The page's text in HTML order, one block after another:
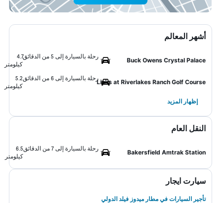
أشهر المعالم
Buck Owens Crystal Palace
رحلة بالسيارة إلى 5 من الدقائق
4.7
كيلومتر
Links at Riverlakes Ranch Golf Course
رحلة بالسيارة إلى 6 من الدقائق
5.2
كيلومتر
إظهار المزيد
النقل العام
Bakersfield Amtrak Station
رحلة بالسيارة إلى 7 من الدقائق
6.5
كيلومتر
سيارت ايجار
تأجير السيارات في مطار ميدوز فيلد الدولي